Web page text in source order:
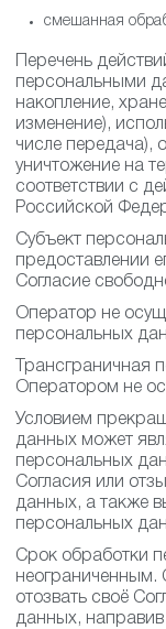
смешанная
Перечень
персональными
накопление,
изменение),
числе передача),
уничтожение на
соответствии с
Российской
Субъект
предоставлении
Согласие
Оператор не
персональных
Трансграничная
Оператором не
Условием
данных может
персональных
Согласия или
данных, а также
персональных
Срок обработки
неограниченным.
отозвать своё
данных,